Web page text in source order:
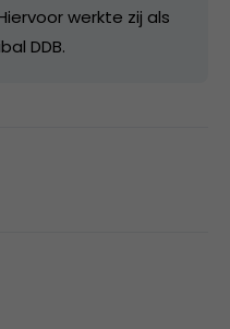
werkte zij als
DDB.